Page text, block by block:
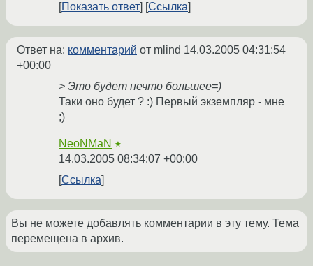
Показать ответ Ссылка
Ответ на: комментарий от mlind 14.03.2005 04:31:54
+00:00
> Это будет нечто большее=)
Таки оно будет ? :) Первый экземпляр - мне
;)
NeoNMaN ★
14.03.2005 08:34:07 +00:00
Ссылка
Вы не можете добавлять комментарии в эту тему. Тема
перемещена в архив.